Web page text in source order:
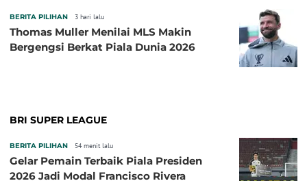
BERITA PILIHAN 3 hari lalu
Thomas Muller Menilai MLS Makin
Bergengsi Berkat Piala Dunia 2026
BRI SUPER LEAGUE
BERITA PILIHAN 54 menit lalu
Gelar Pemain Terbaik Piala Presiden
2026 Jadi Modal Francisco Rivera